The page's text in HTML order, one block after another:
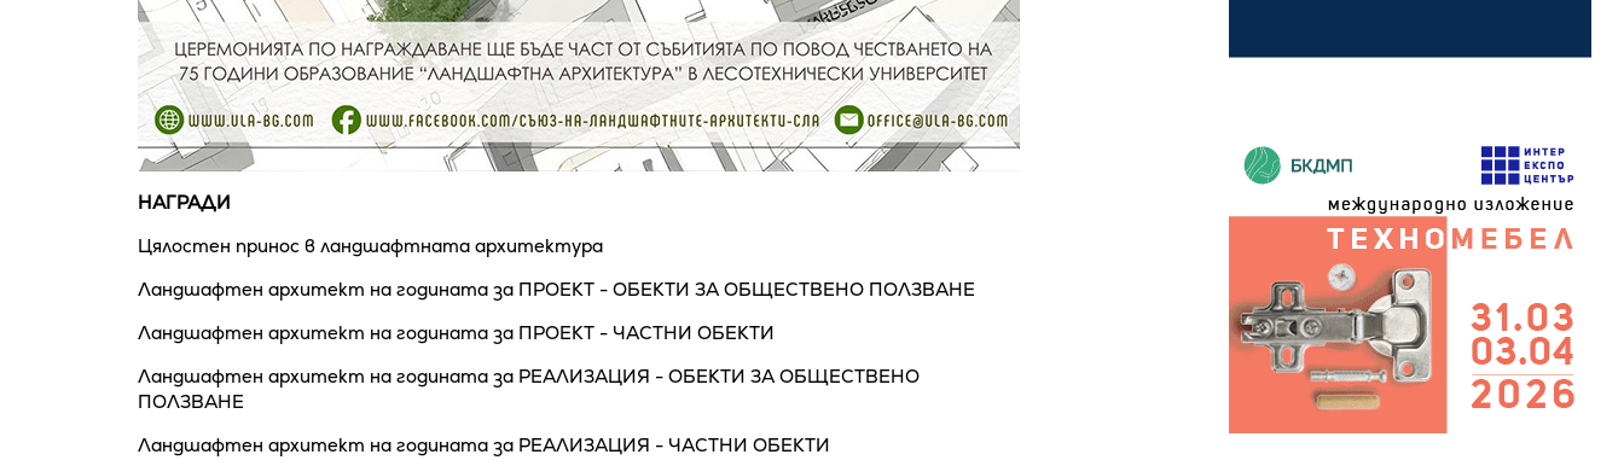
НАГРАДИ
Цялостен принос в ландшафтната архитектура
Ландшафтен архитект на годината за ПРОЕКТ - ОБЕКТИ ЗА ОБЩЕСТВЕНО ПОЛЗВАНЕ
Ландшафтен архитект на годината за ПРОЕКТ - ЧАСТНИ ОБЕКТИ
Ландшафтен архитект на годината за РЕАЛИЗАЦИЯ - ОБЕКТИ ЗА ОБЩЕСТВЕНО
ПОЛЗВАНЕ
Ландшафтен архитект на годината за РЕАЛИЗАЦИЯ - ЧАСТНИ ОБЕКТИ